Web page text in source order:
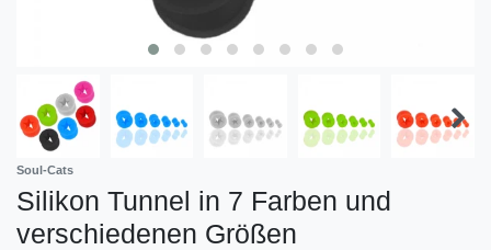
Soul-Cats
Silikon Tunnel in 7 Farben und
verschiedenen Größen